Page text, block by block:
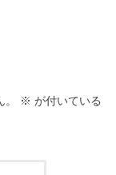
※ が付いている